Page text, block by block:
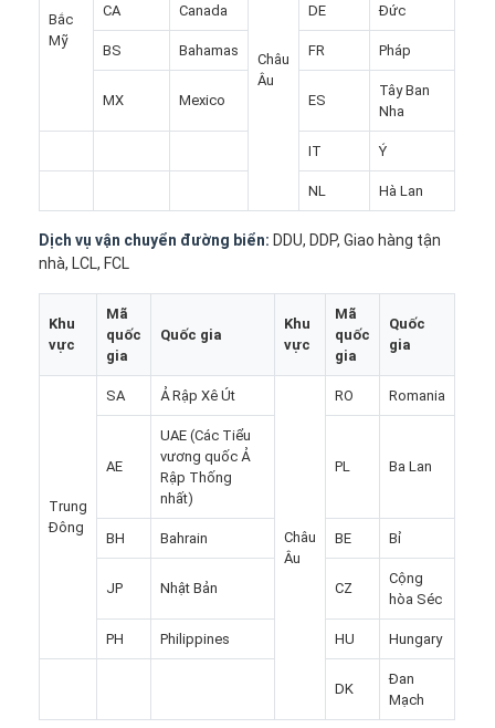
Tham quan nhà máy
Liên hệ chúng tôi
nói chuyện ngay.
Chuyển phát nhanh quốc tế
Chuyển tiếp hàng không
Vận chuyển hàng hóa biển
DDP vận chuyển từ Trung Quốc
Bắc
Mỹ
Châu
Âu
CA Canada DE Đức
BS Bahamas FR Pháp
MX Mexico ES
Tây Ban
Nha
IT Ý
NL Hà Lan
Dịch vụ vận chuyển đường biển: DDU, DDP, Giao hàng tận
nhà, LCL, FCL
Khu
vực
Mã
quốc
gia
Quốc gia
Khu
vực
Mã
quốc
gia
Quốc
gia
Trung
Đông
SA Ả Rập Xê Út
Châu
Âu
RO Romania
AE
UAE (Các Tiểu
vương quốc Ả
Rập Thống
nhất)
PL Ba Lan
BH Bahrain BE Bỉ
JP Nhật Bản CZ
Cộng
hòa Séc
PH Philippines HU Hungary
DK
Đan
Mạch